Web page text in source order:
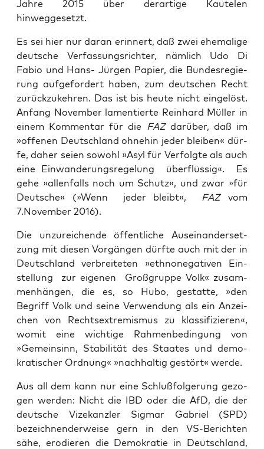
Jah­re 2015 über der­ar­ti­ge Kautelen
hinweggesetzt.
Es sei hier nur dar­an erin­nert, daß zwei ehe­ma­li­ge
deut­sche Ver­fas­sungs­rich­ter, näm­lich Udo Di
Fabio und Hans- Jür­gen Papier, die Bun­des­re­gie­
rung auf­ge­for­dert haben, zum deut­schen Recht
zurück­zu­keh­ren. Das ist bis heu­te nicht ein­ge­löst.
Anfang Novem­ber lamen­tier­te Rein­hard Mül­ler in
einem Kom­men­tar für die FAZ dar­über, daß im
»offe­nen Deutsch­land ohne­hin jeder blei­ben« dür­
fe, daher sei­en sowohl »Asyl für Ver­folg­te als auch
eine Ein­wan­de­rungs­re­ge­lung über­flüs­sig«. Es
gehe »allen­falls noch um Schutz«, und zwar »für
Deut­sche« (»Wenn jeder bleibt«, FAZvom
7.November 2016).
Die unzu­rei­chen­de öffent­li­che Aus­ein­an­der­set­
zung mit die­sen Vor­gän­gen dürf­te auch mit der in
Deutsch­land ver­brei­te­ten »eth­no­ne­ga­ti­ven Ein­
stel­lung zur eige­nen Groß­grup­pe Volk« zusam­
men­hän­gen, die es, so Hubo, gestat­te, »den
Begriff Volk und sei­ne Ver­wen­dung als ein Anzei­
chen von Rechts­extre­mis­mus zu klas­si­fi­zie­ren«,
womit eine wich­ti­ge Rah­men­be­din­gung von
»Gemein­sinn, Sta­bi­li­tät des Staa­tes und demo­
kra­ti­scher Ord­nung« »nach­hal­tig gestört« werde.
Aus all dem kann nur eine Schluß­fol­ge­rung gezo­
gen wer­den: Nicht die IBD oder die AfD, die der
deut­sche Vize­kanz­ler Sig­mar Gabri­el (SPD)
bezeich­nen­der­wei­se gern in den VS-Berich­ten
sähe, ero­die­ren die Demo­kra­tie in Deutsch­land,